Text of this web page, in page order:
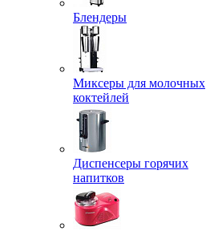
Блендеры
Миксеры для молочных
коктейлей
Диспенсеры горячих
напитков